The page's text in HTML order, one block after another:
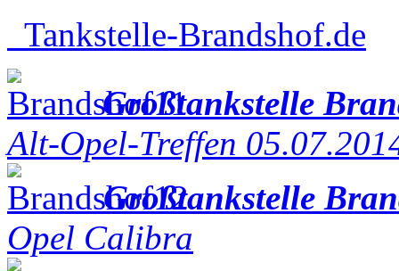
Tankstelle-Brandshof.de
Großtankstelle
Alt-Opel-Treffen
Großtankstelle
Opel Calibra